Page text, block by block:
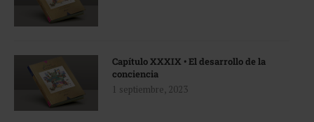
Capítulo XXXIX • El desarrollo de la
conciencia
1 septiembre, 2023